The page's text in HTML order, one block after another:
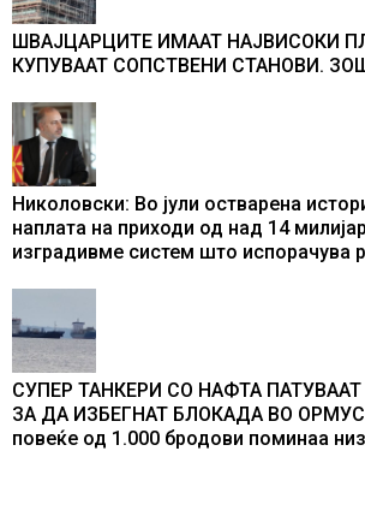
ШВАЈЦАРЦИТЕ ИМААТ НАЈВИСОКИ
КУПУВААТ СОПСТВЕНИ СТАНОВИ.
Николовски: Во јули остварена
наплата на приходи од над 14
изградивме систем што испорачува
СУПЕР ТАНКЕРИ СО НАФТА
ЗА ДА ИЗБЕГНАТ БЛОКАДА ВО
повеќе од 1.000 бродови поминаа